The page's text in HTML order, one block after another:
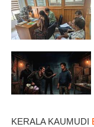
KERALA KAUMUDI